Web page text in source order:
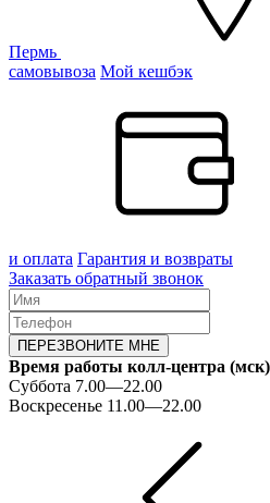
Пермь
самовывоза Мой кешбэк
и оплата Гарантия и возвраты
Заказать обратный звонок
ПЕРЕЗВОНИТЕ МНЕ
Время работы колл-центра
Суббота 7.00—22.00
Воскресенье 11.00—22.00